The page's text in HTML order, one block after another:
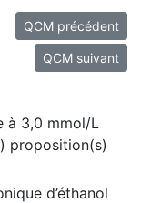
QCM précédent
QCM suivant
à 3,0 mmol/L
proposition(s)
d’éthanol